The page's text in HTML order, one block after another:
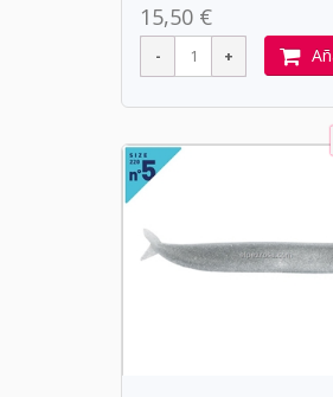
15,50 €